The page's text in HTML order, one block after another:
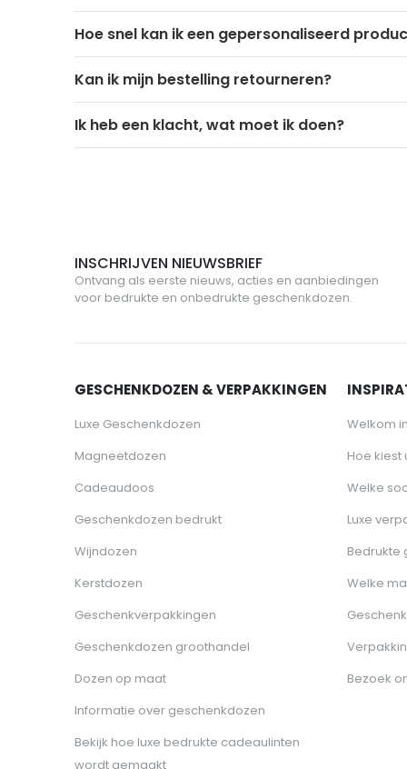
Hoe snel kan ik een gepersonaliseerd
Kan ik mijn bestelling retourneren?
Ik heb een klacht, wat moet ik doen?
INSCHRIJVEN NIEUWSBRIEF
Ontvang als eerste nieuws, acties en aanbiedingen
voor bedrukte en onbedrukte geschenkdozen.
GESCHENKDOZEN & VERPAKKINGEN
Luxe Geschenkdozen
Magneetdozen
Cadeaudoos
Geschenkdozen bedrukt
Wijndozen
Kerstdozen
Geschenkverpakkingen
Geschenkdozen groothandel
Dozen op maat
Informatie over geschenkdozen
Bekijk hoe luxe bedrukte cadeaulinten
wordt gemaakt
Welkom
Hoe kiest
Welke
Luxe
Bedrukte
Welke
Bezoek